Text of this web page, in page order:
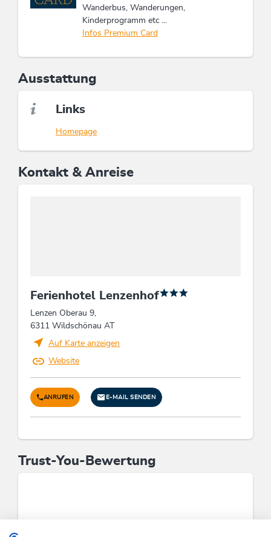
Wanderbus, Wanderungen,
Kinderprogramm etc ...
Infos Premium Card
Ausstattung
Links
Homepage
Kontakt & Anreise
Ferienhotel Lenzenhof
Lenzen Oberau 9,
6311 Wildschönau AT
Auf Karte anzeigen
Website
ANRUFEN E-MAIL SENDEN
Trust-You-Bewertung